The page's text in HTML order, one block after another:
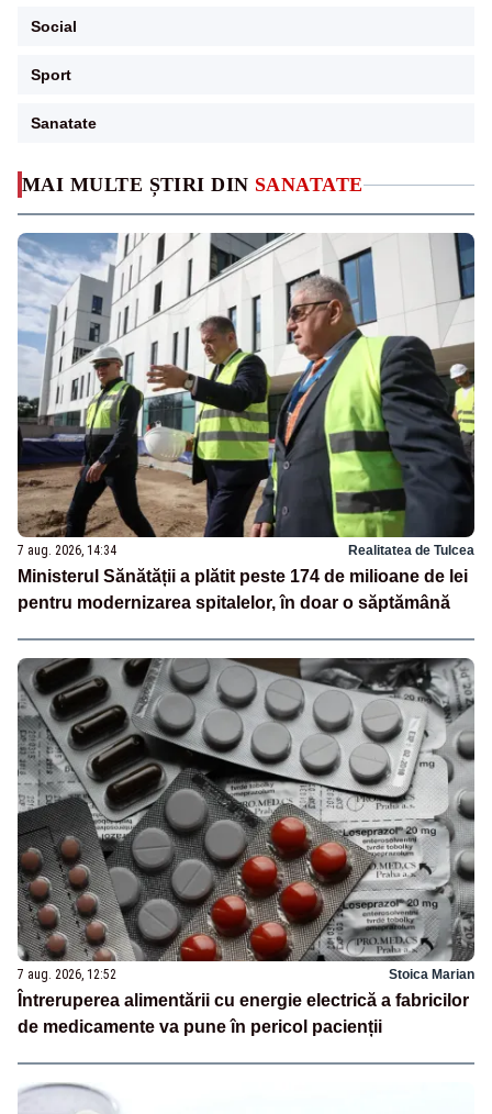
MAI MULTE ȘTIRI DIN SANATATE
7 aug. 2026, 14:34 Realitatea de Tulcea
Ministerul Sănătății a plătit peste 174 de milioane de lei
pentru modernizarea spitalelor, în doar o săptămână
7 aug. 2026, 12:52 Stoica Marian
Întreruperea alimentării cu energie electrică a fabricilor
de medicamente va pune în pericol pacienții
Social
Sport
Sanatate